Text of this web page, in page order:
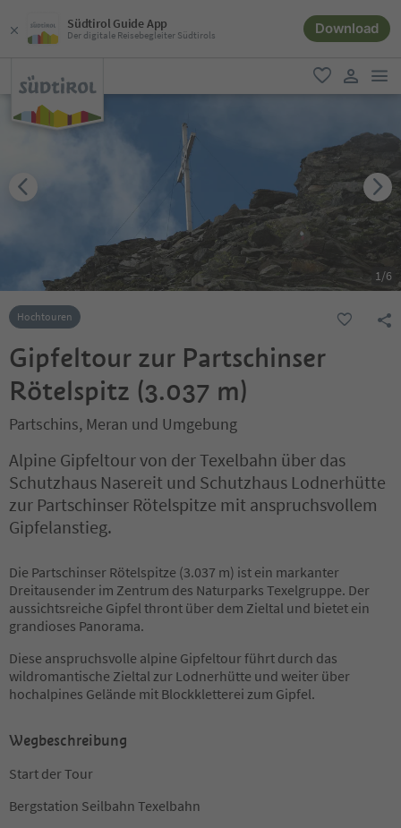
Südtirol Guide App
Der digitale Reisebegleiter Südtirols Download
favorit
user link
1/6
Hochtouren
Gipfeltour zur Partschinser
Rötelspitz (3.037 m)
Partschins, Meran und Umgebung
Alpine Gipfeltour von der Texelbahn über das
Schutzhaus Nasereit und Schutzhaus Lodnerhütte
zur Partschinser Rötelspitze mit anspruchsvollem
Gipfelanstieg.
Die Partschinser Rötelspitze (3.037 m) ist ein markanter
Dreitausender im Zentrum des Naturparks Texelgruppe. Der
aussichtsreiche Gipfel thront über dem Zieltal und bietet ein
grandioses Panorama.
Diese anspruchsvolle alpine Gipfeltour führt durch das
wildromantische Zieltal zur Lodnerhütte und weiter über
hochalpines Gelände mit Blockkletterei zum Gipfel.
Wegbeschreibung
Start der Tour
Bergstation Seilbahn Texelbahn